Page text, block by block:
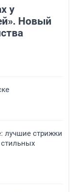
у
Новый
лучшие стрижки